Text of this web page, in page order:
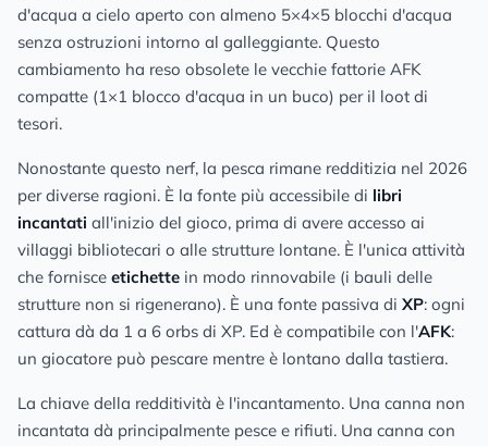
d'acqua a cielo aperto con almeno 5×4×5 blocchi d'acqua
senza ostruzioni intorno al galleggiante. Questo
cambiamento ha reso obsolete le vecchie fattorie AFK
compatte (1×1 blocco d'acqua in un buco) per il loot di
tesori.
Nonostante questo nerf, la pesca rimane redditizia nel 2026
per diverse ragioni. È la fonte più accessibile di libri
incantati all'inizio del gioco, prima di avere accesso ai
villaggi bibliotecari o alle strutture lontane. È l'unica attività
che fornisce etichette in modo rinnovabile (i bauli delle
strutture non si rigenerano). È una fonte passiva di XP: ogni
cattura dà da 1 a 6 orbs di XP. Ed è compatibile con l'AFK:
un giocatore può pescare mentre è lontano dalla tastiera.
La chiave della redditività è l'incantamento. Una canna non
incantata dà principalmente pesce e rifiuti. Una canna con